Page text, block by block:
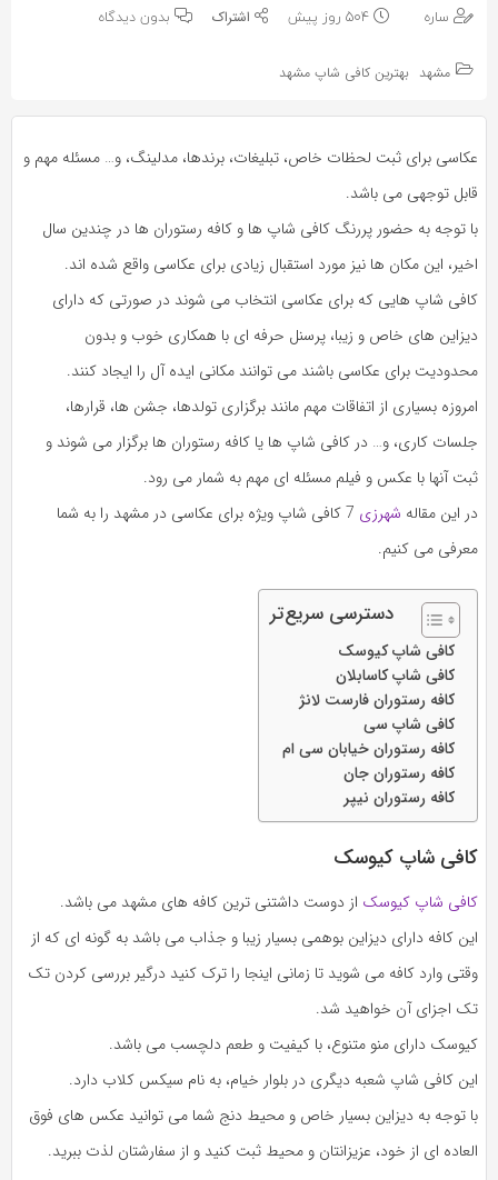
به
بگذارید.
لینک
ساره
به
بگذارید.
کپی
بدون دیدگاه
مشهد بهترین کافی شاپ مشهد
عکاسی برای ثبت لحظات خاص، تبلیغات، برندها، مدلینگ، و… مسئله مهم و
قابل توجهی می باشد.
با توجه به حضور پررنگ کافی شاپ ها و کافه رستوران ها در چندین سال
اخیر، این مکان ها نیز مورد استقبال زیادی برای عکاسی واقع شده اند.
کافی شاپ هایی که برای عکاسی انتخاب می شوند در صورتی که دارای
دیزاین های خاص و زیبا، پرسنل حرفه ای با همکاری خوب و بدون
محدودیت برای عکاسی باشند می توانند مکانی ایده آل را ایجاد کنند.
امروزه بسیاری از اتفاقات مهم مانند برگزاری تولدها، جشن ها، قرارها،
جلسات کاری، و… در کافی شاپ ها یا کافه رستوران ها برگزار می شوند و
ثبت آنها با عکس و فیلم مسئله ای مهم به شمار می رود.
در این مقاله شهرزی
7 کافی شاپ ویژه برای عکاسی در مشهد را به شما
معرفی می کنیم.
دسترسی سریع‌تر
کافی شاپ کیوسک
کافی شاپ کاسابلان
کافه رستوران فارست لانژ
کافی شاپ سی
کافه رستوران خیابان سی ام
کافه رستوران جان
کافه رستوران نیپر
کافی شاپ کیوسک
کافی شاپ کیوسک از دوست داشتنی ترین کافه های مشهد می باشد.
این کافه دارای دیزاین بوهمی بسیار زیبا و جذاب می باشد به گونه ای که از
وقتی وارد کافه می شوید تا زمانی اینجا را ترک کنید درگیر بررسی کردن تک
تک اجزای آن خواهید شد.
کیوسک دارای منو متنوع، با کیفیت و طعم دلچسب می باشد.
این کافی شاپ شعبه دیگری در بلوار خیام، به نام سیکس کلاب دارد.
با توجه به دیزاین بسیار خاص و محیط دنج شما می توانید عکس های فوق
العاده ای از خود، عزیزانتان و محیط ثبت کنید و از سفارشتان لذت ببرید.